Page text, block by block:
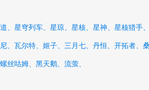
、 星穹列车、 星琼、 星核、 星神、 星核猎手
、 瓦尔特、 姬子、 三月七、 丹恒、 开拓者、
螺丝咕姆、 黑天鹅、 流萤、